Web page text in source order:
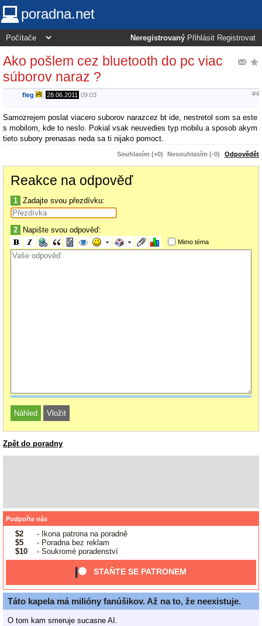
poradna.net
Neregistrovaný Přihlásit Registrovat
Ako pošlem cez bluetooth do pc viac
súborov naraz ?
fleg 28.06.2011 09:03 #4
Samozrejem poslat viacero suborov narazcez bt ide, nestretol som sa este
s mobilom, kde to neslo. Pokial vsak neuvedies typ mobilu a sposob akym
tieto subory prenasas neda sa ti nijako pomoct.
Souhlasím (+0) Nesouhlasím (-0) Odpovědět
Reakce na odpověď
1 Zadajte svou přezdívku:
2 Napište svou odpověď:
Mimo téma
Zpět do poradny
Podpořte nás
$2
- Ikona patrona na poradně
$5
- Poradna bez reklam
$10
- Soukromé poradenství
STAŇTE SE PATRONEM
Táto kapela má milióny fanúšikov. Až na to, že neexistuje.
O tom kam smeruje sucasne AI.